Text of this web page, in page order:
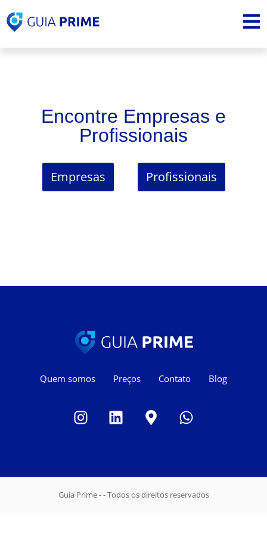
Encontre Empresas e
Profissionais
Empresas Profissionais
Quem somos Preços Contato Blog
Guia Prime - - Todos os direitos reservados